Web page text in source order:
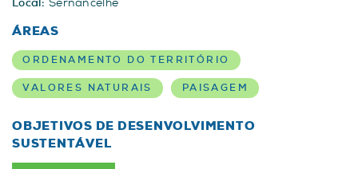
ÁREAS
ORDENAMENTO DO TERRITÓRIO
VALORES NATURAIS PAISAGEM
OBJETIVOS DE DESENVOLVIMENTO
SUSTENTÁVEL